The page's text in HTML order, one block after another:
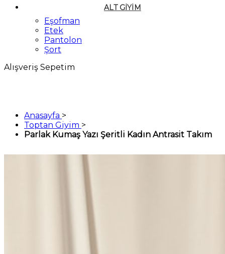
ALT GIYIM
Eşofman
Etek
Pantolon
Şort
Alışveriş Sepetim
Anasayfa >
Toptan Giyim >
Parlak Kumaş Yazı Şeritli Kadın Antrasit Takım